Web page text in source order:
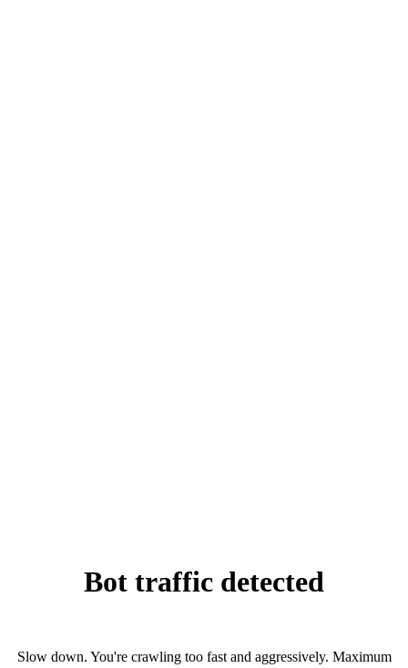
Film „Kuća“ Tanje Brzaković otvara 9. Dunav